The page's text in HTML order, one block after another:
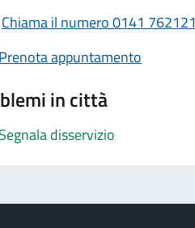
Chiama il numero 0141 762121
Prenota appuntamento
in città
Segnala disservizio